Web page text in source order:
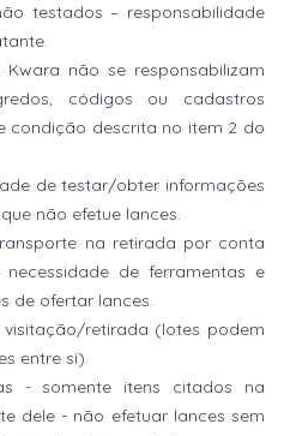
testados – responsabilidade
não se responsabilizam
códigos ou cadastros
condição descrita no item 2 do
de testar/obter informações
não efetue lances.
na retirada por conta
de ferramentas e
de ofertar lances.
retirada (lotes podem
entre si).
- somente itens citados na
dele - não efetuar lances sem